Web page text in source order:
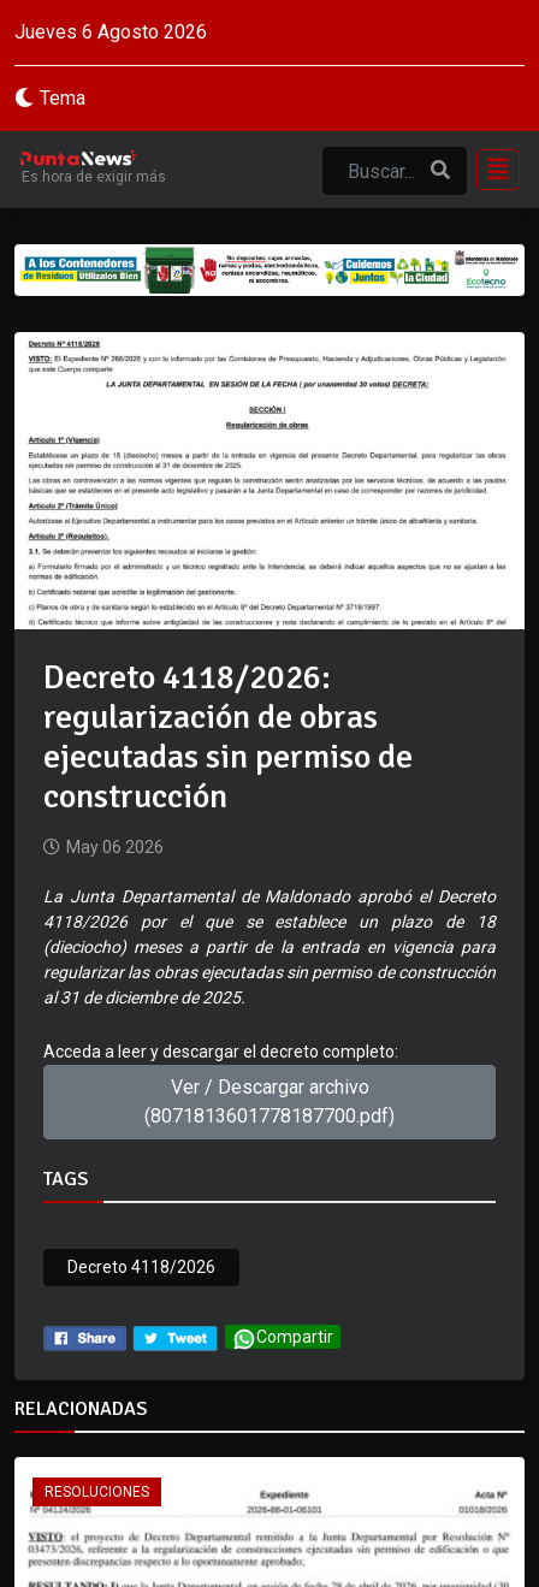
Jueves 6 Agosto 2026
Tema
Es hora de exigir más
Decreto 4118/2026:
regularización de obras
ejecutadas sin permiso de
construcción
May 06 2026
La Junta Departamental de Maldonado aprobó el Decreto
4118/2026 por el que se establece un plazo de 18
(dieciocho) meses a partir de la entrada en vigencia para
regularizar las obras ejecutadas sin permiso de construcción
al 31 de diciembre de 2025.
Acceda a leer y descargar el decreto completo:
Ver / Descargar archivo
(8071813601778187700.pdf)
TAGS
Decreto 4118/2026
Compartir
RELACIONADAS
RESOLUCIONES